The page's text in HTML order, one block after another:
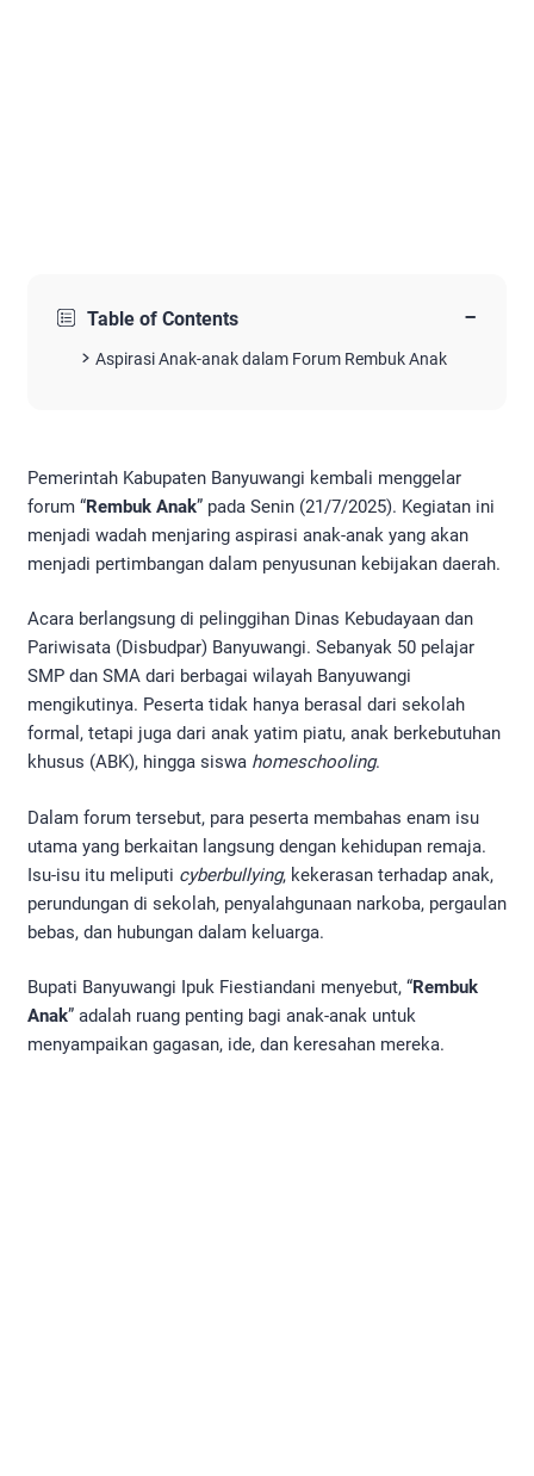
Table of Contents −
Aspirasi Anak-anak dalam Forum Rembuk Anak
Pemerintah Kabupaten Banyuwangi kembali menggelar
forum “Rembuk Anak” pada Senin (21/7/2025). Kegiatan ini
menjadi wadah menjaring aspirasi anak-anak yang akan
menjadi pertimbangan dalam penyusunan kebijakan daerah.
Acara berlangsung di pelinggihan Dinas Kebudayaan dan
Pariwisata (Disbudpar) Banyuwangi. Sebanyak 50 pelajar
SMP dan SMA dari berbagai wilayah Banyuwangi
mengikutinya. Peserta tidak hanya berasal dari sekolah
formal, tetapi juga dari anak yatim piatu, anak berkebutuhan
khusus (ABK), hingga siswa homeschooling.
Dalam forum tersebut, para peserta membahas enam isu
utama yang berkaitan langsung dengan kehidupan remaja.
Isu-isu itu meliputi cyberbullying, kekerasan terhadap anak,
perundungan di sekolah, penyalahgunaan narkoba, pergaulan
bebas, dan hubungan dalam keluarga.
Bupati Banyuwangi Ipuk Fiestiandani menyebut, “Rembuk
Anak” adalah ruang penting bagi anak-anak untuk
menyampaikan gagasan, ide, dan keresahan mereka.